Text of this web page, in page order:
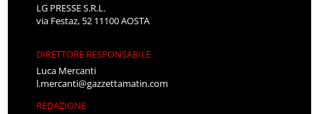
LG PRESSE S.R.L.
via Festaz, 52 11100 AOSTA
DIRETTORE RESPONSABILE
Luca Mercanti
l.mercanti@gazzettamatin.com
REDAZIONE